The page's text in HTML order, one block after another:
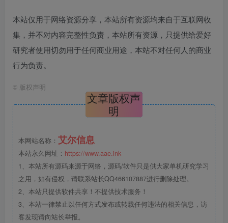
本站仅用于网络资源分享，本站所有资源均来自于互联网收
集，并不对内容完整性负责，本站所有资源，只提供给爱好
研究者使用切勿用于任何商业用途，本站不对任何人的商业
行为负责。
© 版权声明
文章版权声
明
本网站名称： 艾尔信息
本站永久网址： https://www.aae.ink
1、本站所有源码来源于网络，源码/软件只是供大家单机研究学习
之用，如有侵权，请联系站长QQ466107887进行删除处理。
2、本站只提供软件共享！不提供技术服务！
3、本站一律禁止以任何方式发布或转载任何违法的相关信息，访
客发现请向站长举报。